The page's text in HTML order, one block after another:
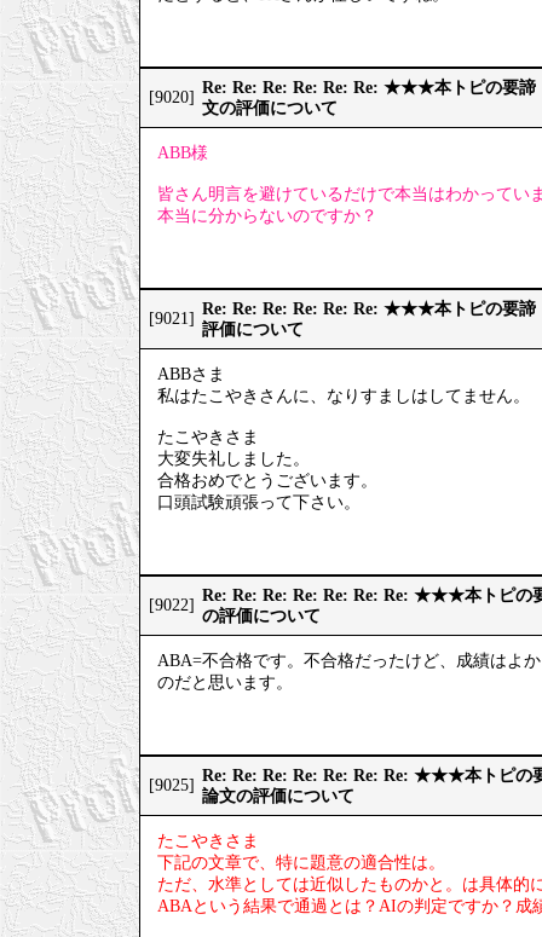
[9020]
Re: Re: Re: Re: Re: Re: ★★★本トピの要諦
文の評価について
ABB様
皆さん明言を避けているだけで本当はわかってい
本当に分からないのですか？
[9021]
Re: Re: Re: Re: Re: Re: ★★★本トピの要諦
評価について
ABBさま
私はたこやきさんに、なりすましはしてません。
たこやきさま
大変失礼しました。
合格おめでとうございます。
口頭試験頑張って下さい。
[9022]
Re: Re: Re: Re: Re: Re: Re: ★★★本トピの
の評価について
ABA=不合格です。不合格だったけど、成績はよ
のだと思います。
[9025]
Re: Re: Re: Re: Re: Re: Re: ★★★本トピの
論文の評価について
たこやきさま
下記の文章で、特に題意の適合性は。
ただ、水準としては近似したものかと。は具体的
ABAという結果で通過とは？AIの判定ですか？成